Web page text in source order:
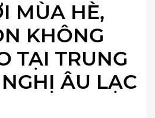
MÙA HÈ,
KHÔNG
TẠI TRUNG
ÂU LẠC